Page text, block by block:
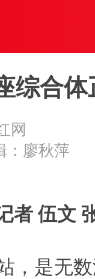
综合
网
：廖秋萍
者 伍文
，是无